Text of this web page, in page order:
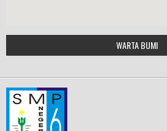
Tes Matrikulasi 2019
Google Maps Generator by
embedgooglemap.net
WARTA BUMI